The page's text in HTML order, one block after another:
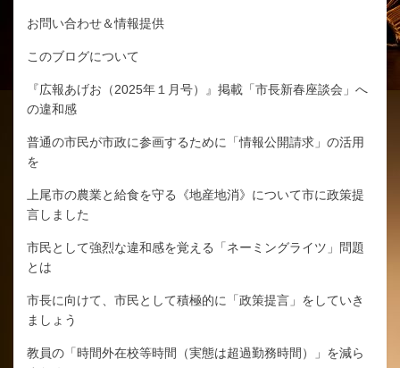
お問い合わせ＆情報提供
このブログについて
『広報あげお（2025年１月号）』掲載「市長新春座談会」へ
の違和感
普通の市民が市政に参画するために「情報公開請求」の活用
を
上尾市の農業と給食を守る《地産地消》について市に政策提
言しました
市民として強烈な違和感を覚える「ネーミングライツ」問題
とは
市長に向けて、市民として積極的に「政策提言」をしていき
ましょう
教員の「時間外在校等時間（実態は超過勤務時間）」を減ら